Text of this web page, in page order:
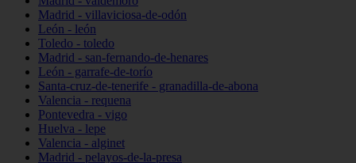
Madrid - villaviciosa-de-odón
León - león
Toledo - toledo
Madrid - san-fernando-de-henares
León - garrafe-de-torío
Santa-cruz-de-tenerife - granadilla-de-abona
Valencia - requena
Pontevedra - vigo
Huelva - lepe
Valencia - alginet
Madrid - pelayos-de-la-presa